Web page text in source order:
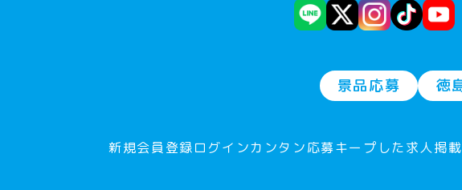
景品応募 徳
新規会員登録ログインカンタン応募キープした求人掲